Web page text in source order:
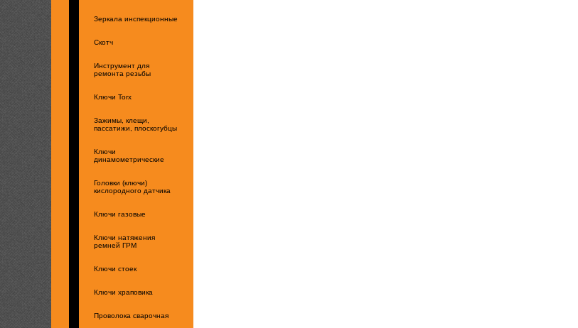
Зеркала инспекционные
Скотч
Инструмент для
ремонта резьбы
Ключи Torx
Зажимы, клещи,
пассатижи, плоскогубцы
Ключи
динамометрические
Головки (ключи)
кислородного датчика
Ключи газовые
Ключи натяжения
ремней ГРМ
Ключи стоек
Ключи храповика
Проволока сварочная